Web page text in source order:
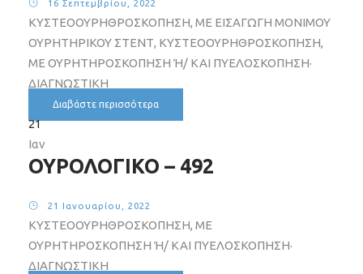
16 Σεπτεμβρίου, 2022
ΚΥΣΤΕΟΟΥΡΗΘΡΟΣΚΟΠΗΣΗ, ΜΕ ΕΙΣΑΓΩΓΗ ΜΟΝΙΜΟΥ
ΟΥΡΗΤΗΡΙΚΟΥ ΣΤΕΝΤ, ΚΥΣΤΕΟΟΥΡΗΘΡΟΣΚΟΠΗΣΗ,
ΜΕ ΟΥΡΗΤΗΡΟΣΚΟΠΗΣΗ Ή/ ΚΑΙ ΠΥΕΛΟΣΚΟΠΗΣΗ·
ΔΙΑΓΝΩΣΤΙΚΗ
Διαβάστε περισσότερα
21
Ιαν
ΟΥΡΟΛΟΓΙΚΟ – 492
21 Ιανουαρίου, 2022
ΚΥΣΤΕΟΟΥΡΗΘΡΟΣΚΟΠΗΣΗ, ΜΕ
ΟΥΡΗΤΗΡΟΣΚΟΠΗΣΗ Ή/ ΚΑΙ ΠΥΕΛΟΣΚΟΠΗΣΗ·
ΔΙΑΓΝΩΣΤΙΚΗ